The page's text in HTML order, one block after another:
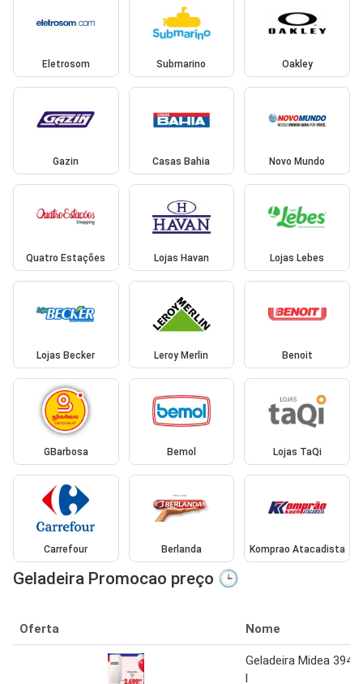
Eletrosom Submarino Oakley
Gazin Casas Bahia Novo Mundo
Quatro Estações Lojas Havan Lojas Lebes
Lojas Becker Leroy Merlin Benoit
GBarbosa Bemol Lojas TaQi
Carrefour Berlanda Komprao Atacadista
Geladeira Promocao preço 🕒
Oferta Nome
Geladeira Midea 394
l